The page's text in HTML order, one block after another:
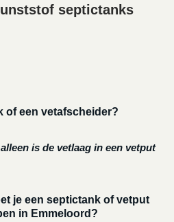
septictanks
of een vetafscheider?
alleen is de vetlaag in een vetput
je een septictank of vetput
in Emmeloord?